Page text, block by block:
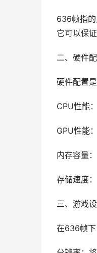
636帧指
它可以保
二、硬件
硬件配置
CPU性能
GPU性能
内存容量
存储速度
三、游戏
在636帧下